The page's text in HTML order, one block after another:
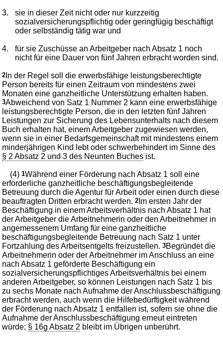
3.
sie in dieser Zeit nicht oder nur kurzzeitig
sozialversicherungspflichtig oder geringfügig beschäftigt
oder selbständig tätig war und
4.
für sie Zuschüsse an Arbeitgeber nach Absatz 1 noch
nicht für eine Dauer von fünf Jahren erbracht worden sind.
2 In der Regel soll die erwerbsfähige leistungsberechtigte
Person bereits für einen Zeitraum von mindestens zwei
Monaten eine ganzheitliche Unterstützung erhalten haben.
3Abweichend von Satz 1 Nummer 2 kann eine erwerbsfähige
leistungsberechtigte Person, die in den letzten fünf Jahren
Leistungen zur Sicherung des Lebensunterhalts nach diesem
Buch erhalten hat, einem Arbeitgeber zugewiesen werden,
wenn sie in einer Bedarfsgemeinschaft mit mindestens einem
minderjährigen Kind lebt oder schwerbehindert im Sinne des
§ 2 Absatz 2 und 3 des Neunten Buches ist.
(4)1Während einer Förderung nach Absatz 1 soll eine
erforderliche ganzheitliche beschäftigungsbegleitende
Betreuung durch die Agentur für Arbeit oder einen durch diese
beauftragten Dritten erbracht werden.2 Im ersten Jahr der
Beschäftigung in einem Arbeitsverhältnis nach Absatz 1 hat
der Arbeitgeber die Arbeitnehmerin oder den Arbeitnehmer in
angemessenem Umfang für eine ganzheitliche
beschäftigungsbegleitende Betreuung nach Satz 1 unter
Fortzahlung des Arbeitsentgelts freizustellen.3Begründet die
Arbeitnehmerin oder der Arbeitnehmer im Anschluss an eine
nach Absatz 1 geförderte Beschäftigung ein
sozialversicherungspflichtiges Arbeitsverhältnis bei einem
anderen Arbeitgeber, so können Leistungen nach Satz 1 bis
zu sechs Monate nach Aufnahme der Anschlussbeschäftigung
erbracht werden, auch wenn die Hilfebedürftigkeit während
der Förderung nach Absatz 1 entfallen ist, sofern sie ohne die
Aufnahme der Anschlussbeschäftigung erneut eintreten
würde; § 16g Absatz 2 bleibt im Übrigen unberührt.